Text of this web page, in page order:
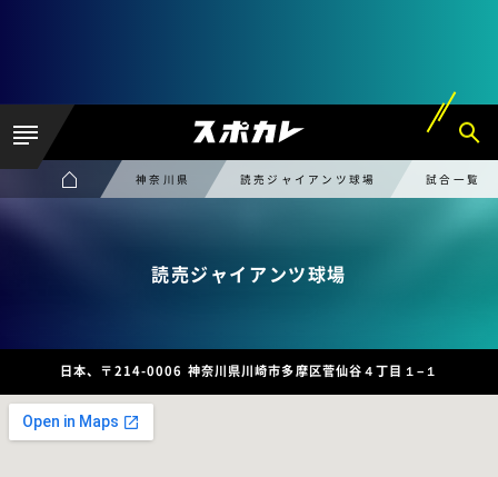
神奈川県 読売ジャイアンツ球場 試合一覧
読売ジャイアンツ球場
日本、〒214-0006 神奈川県川崎市多摩区菅仙谷４丁目１−１